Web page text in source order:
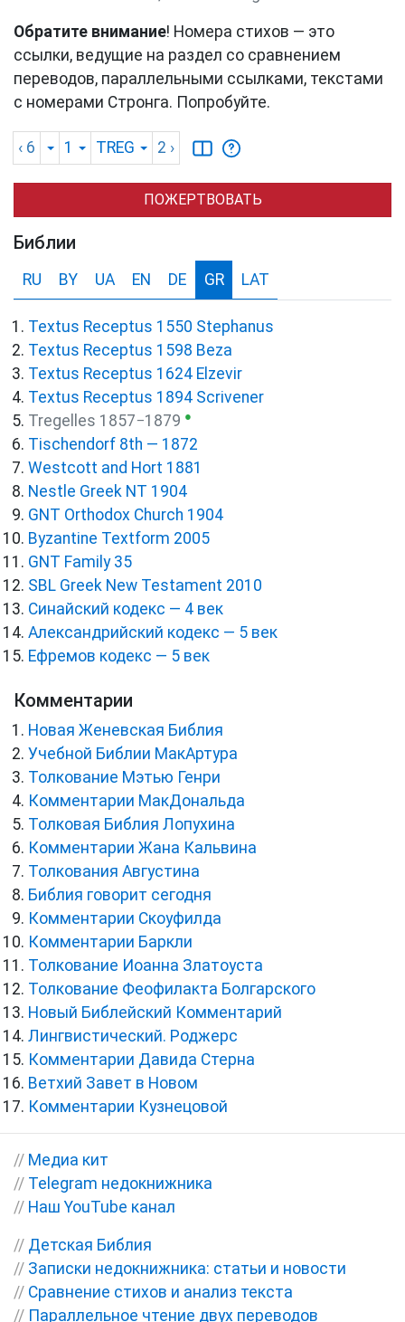
Обратите внимание! Номера стихов — это
ссылки, ведущие на раздел со сравнением
переводов, параллельными ссылками, текстами
с номерами Стронга. Попробуйте.
‹ 6 1 TREG 2 ›
ПОЖЕРТВОВАТЬ
Библии
RU BY UA EN DE GR LAT
Textus Receptus 1550 Stephanus
Textus Receptus 1598 Beza
Textus Receptus 1624 Elzevir
Textus Receptus 1894 Scrivener
Tregelles 1857−1879 ●
Tischendorf 8th — 1872
Westcott and Hort 1881
Nestle Greek NT 1904
GNT Orthodox Church 1904
Byzantine Textform 2005
GNT Family 35
SBL Greek New Testament 2010
Синайский кодекс — 4 век
Александрийский кодекс — 5 век
Ефремов кодекс — 5 век
Комментарии
Новая Женевская Библия
Учебной Библии МакАртура
Толкование Мэтью Генри
Комментарии МакДональда
Толковая Библия Лопухина
Комментарии Жана Кальвина
Толкования Августина
Библия говорит сегодня
Комментарии Скоуфилда
Комментарии Баркли
Толкование Иоанна Златоуста
Толкование Феофилакта Болгарского
Новый Библейский Комментарий
Лингвистический. Роджерс
Комментарии Давида Стерна
Ветхий Завет в Новом
Комментарии Кузнецовой
// Медиа кит
// Telegram недокнижника
// Наш YouTube канал
// Детская Библия
// Записки недокнижника: статьи и новости
// Сравнение стихов и анализ текста
// Параллельное чтение двух переводов